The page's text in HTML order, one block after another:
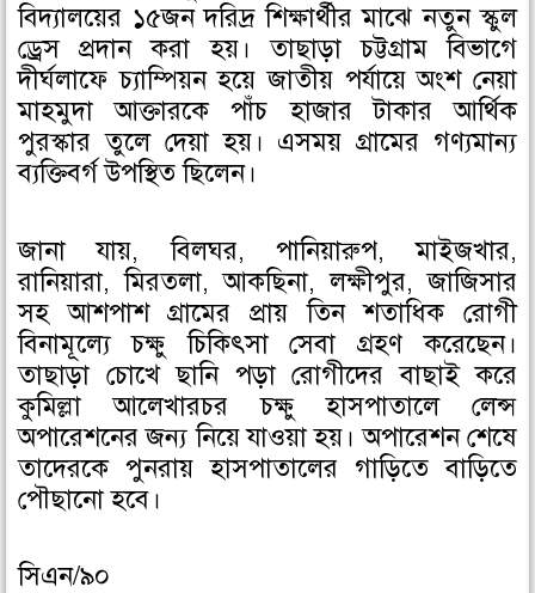
বিদ্যালয়ের ১৫জন দরিদ্র শিক্ষার্থীর মাঝে নতুন স্কুল
ড্রেস প্রদান করা হয়। তাছাড়া চট্টগ্রাম বিভাগে
দীর্ঘলাফে চ্যাম্পিয়ন হয়ে জাতীয় পর্যায়ে অংশ নেয়া
মাহমুদা আক্তারকে পাঁচ হাজার টাকার আর্থিক
পুরস্কার তুলে দেয়া হয়। এসময় গ্রামের গণ্যমান্য
ব্যক্তিবর্গ উপস্থিত ছিলেন।
জানা যায়, বিলঘর, পানিয়ারুপ, মাইজখার,
রানিয়ারা, মিরতলা, আকছিনা, লক্ষীপুর, জাজিসার
সহ আশপাশ গ্রামের প্রায় তিন শতাধিক রোগী
বিনামূল্যে চক্ষু চিকিৎসা সেবা গ্রহণ করেছেন।
তাছাড়া চোখে ছানি পড়া রোগীদের বাছাই করে
কুমিল্লা আলেখারচর চক্ষু হাসপাতালে লেন্স
অপারেশনের জন্য নিয়ে যাওয়া হয়। অপারেশন শেষে
তাদেরকে পুনরায় হাসপাতালের গাড়িতে বাড়িতে
পৌছানো হবে।
সিএন/৯০